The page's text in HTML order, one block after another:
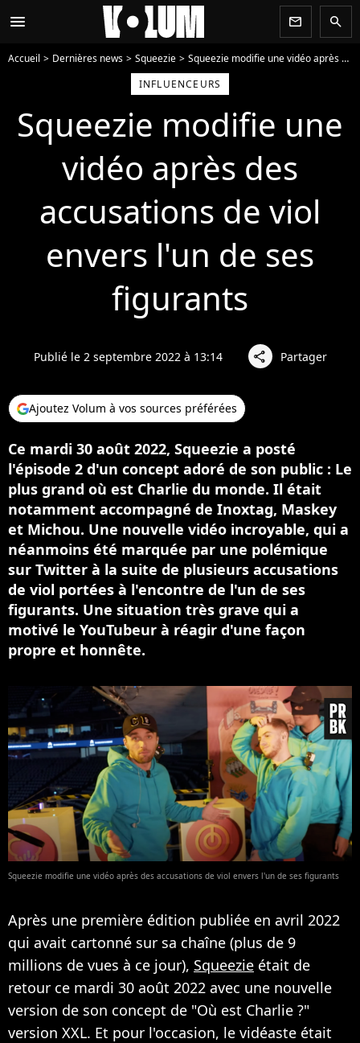
menu newsletter search
Accueil Dernières news Squeezie
Squeezie modifie une vidéo après des accusations de viol envers l'un de ses figurants
INFLUENCEURS
Squeezie modifie une
vidéo après des
accusations de viol
envers l'un de ses
figurants
Publié le 2 septembre 2022 à 13:14 share Partager
Ajoutez Volum à vos sources préférées
Ce mardi 30 août 2022, Squeezie a posté
l'épisode 2 d'un concept adoré de son public : Le
plus grand où est Charlie du monde. Il était
notamment accompagné de Inoxtag, Maskey
et Michou. Une nouvelle vidéo incroyable, qui a
néanmoins été marquée par une polémique
sur Twitter à la suite de plusieurs accusations
de viol portées à l'encontre de l'un de ses
figurants. Une situation très grave qui a
motivé le YouTubeur à réagir d'une façon
propre et honnête.
Squeezie modifie une vidéo après des accusations de viol envers l'un de ses figurants
Après une première édition publiée en avril 2022
qui avait cartonné sur sa chaîne (plus de 9
millions de vues à ce jour), Squeezie était de
retour ce mardi 30 août 2022 avec une nouvelle
version de son concept de "Où est Charlie ?"
version XXL. Et pour l'occasion, le vidéaste était